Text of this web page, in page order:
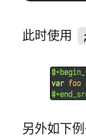
此时使用 ;
另外如下